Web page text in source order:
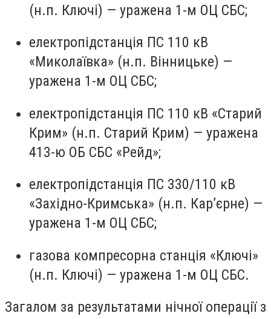
(н.п. Ключі) — уражена 1-м ОЦ СБС;
електропідстанція ПС 110 кВ
«Миколаївка» (н.п. Вінницьке) —
уражена 1-м ОЦ СБС;
електропідстанція ПС 110 кВ «Старий
Крим» (н.п. Старий Крим) — уражена
413-ю ОБ СБС «Рейд»;
електропідстанція ПС 330/110 кВ
«Західно-Кримська» (н.п. Кар’єрне) —
уражена 1-м ОЦ СБС;
газова компресорна станція «Ключі»
(н.п. Ключі) — уражена 1-м ОЦ СБС.
Загалом за результатами нічної операції з